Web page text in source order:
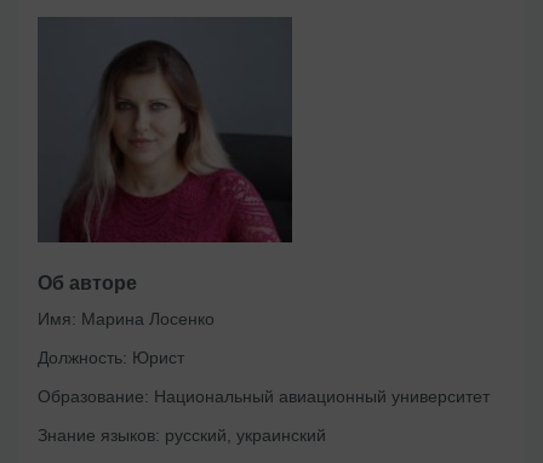
Об авторе
Имя: Марина Лосенко
Должность: Юрист
Образование: Национальный авиационный университет
Знание языков: русский, украинский